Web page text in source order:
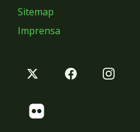
Sitemap
Imprensa